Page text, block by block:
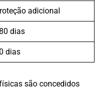
adicional
dias
dias
são concedidos